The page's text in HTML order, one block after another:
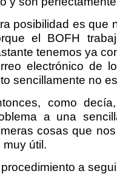
posibilidad es que
el BOFH
tenemos ya
electrónico de
sencillamente no
como
a una
cosas que
muy útil.
a